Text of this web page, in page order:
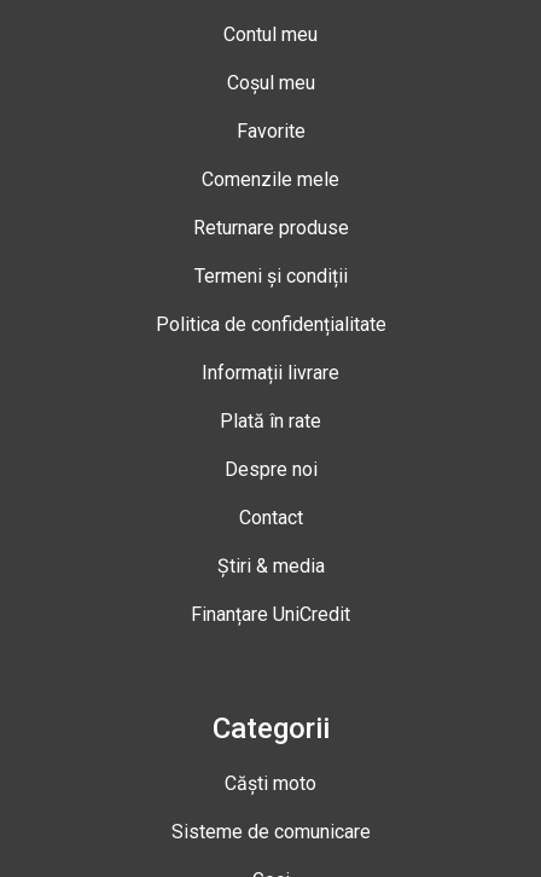
Contul meu
Coșul meu
Favorite
Comenzile mele
Returnare produse
Termeni și condiții
Politica de confidențialitate
Informații livrare
Plată în rate
Despre noi
Contact
Știri & media
Finanțare UniCredit
Categorii
Căști moto
Sisteme de comunicare